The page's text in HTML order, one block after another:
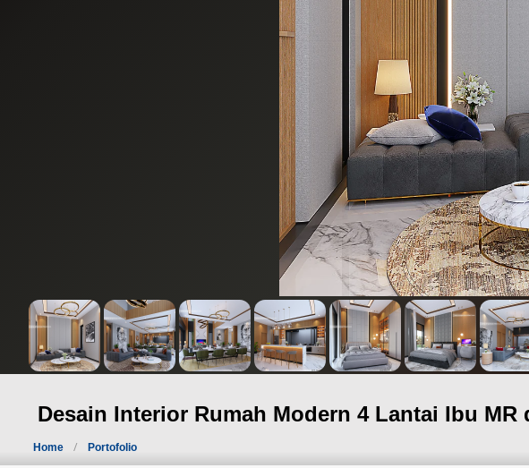
Desain Interior Rumah Modern 4 Lantai Ibu MR
Home Portofolio